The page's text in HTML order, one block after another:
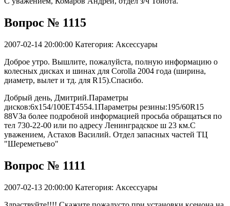
Вопрос № 1115
2007-02-14 20:00:00 Категория: Аксессуары
Доброе утро. Вышлите, пожалуйста, полную информацию о
колесных дисках и шинах для Corolla 2004 года (ширина,
диаметр, вылет и тд. для R15).Cпасибо.
Добрый день, Дмитрий.Параметры
дисков:6x154/100ET4554.1Параметры резины:195/60R15
88VЗа более подробной информацией просьба обращаться по
тел 730-22-00 или по адресу Ленинградское ш 23 км.С
уважением, Астахов Василий. Отдел запасных частей ТЦ
"Шереметьево"
Вопрос № 1111
2007-02-13 20:00:00 Категория: Аксессуары